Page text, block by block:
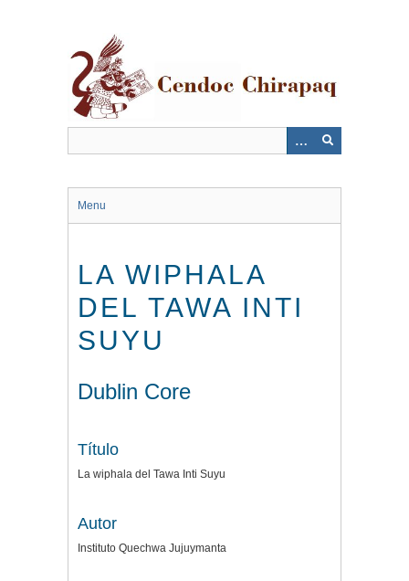
Menu
LA WIPHALA
DEL TAWA INTI
SUYU
Dublin Core
Título
La wiphala del Tawa Inti Suyu
Autor
Instituto Quechwa Jujuymanta